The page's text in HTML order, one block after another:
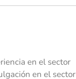
en el sector
en el sector